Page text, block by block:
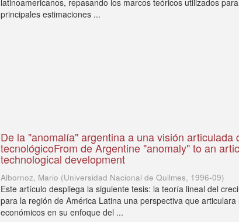
latinoamericanos, repasando los marcos teóricos utilizados
principales estimaciones ...
De la "anomalía" argentina a una visión articulada
tecnológicoFrom de Argentine "anomaly" to an
technological development
Albornoz, Mario (Universidad Nacional de Quilmes, 1996-09)
Este artículo despliega la siguiente tesis: la teoría lineal del
para la región de América Latina una perspectiva que
económicos en su enfoque del ...